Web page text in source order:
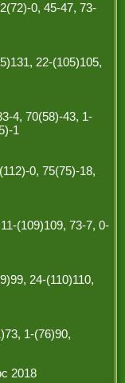
0, 45-47, 73-
22-(105)105,
4, 70(58)-43, 1-
1
0, 75(75)-18,
(109)109, 73-7, 0-
24-(110)110,
1-(76)90,
2018